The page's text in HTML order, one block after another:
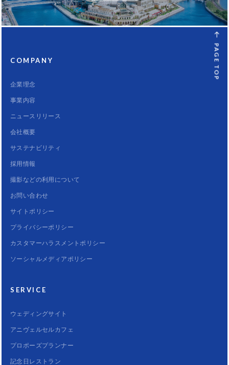
PAGE TOP
COMPANY
企業理念
事業内容
ニュースリリース
会社概要
サステナビリティ
採用情報
撮影などの利用について
お問い合わせ
サイトポリシー
プライバシーポリシー
カスタマーハラスメントポリシー
ソーシャルメディアポリシー
SERVICE
ウェディングサイト
アニヴェルセルカフェ
プロポーズプランナー
記念日レストラン